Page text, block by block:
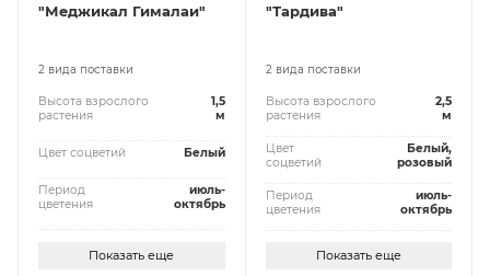
"Меджикал Гималаи"
2 вида поставки
Высота взрослого
растения
1,5
м
Цвет соцветий Белый
Период
цветения
июль-
октябрь
Показать еще
"Тардива"
2 вида поставки
Высота взрослого
растения
2,5
м
Цвет
соцветий
Белый,
розовый
Период
цветения
июль-
октябрь
Показать еще